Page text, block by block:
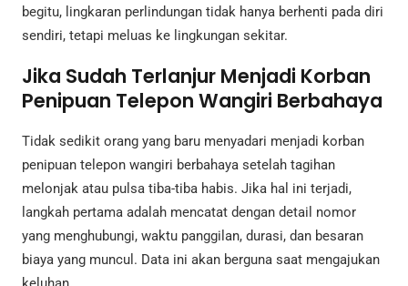
begitu, lingkaran perlindungan tidak hanya berhenti pada diri
sendiri, tetapi meluas ke lingkungan sekitar.
Jika Sudah Terlanjur Menjadi Korban
Penipuan Telepon Wangiri Berbahaya
Tidak sedikit orang yang baru menyadari menjadi korban
penipuan telepon wangiri berbahaya setelah tagihan
melonjak atau pulsa tiba-tiba habis. Jika hal ini terjadi,
langkah pertama adalah mencatat dengan detail nomor
yang menghubungi, waktu panggilan, durasi, dan besaran
biaya yang muncul. Data ini akan berguna saat mengajukan